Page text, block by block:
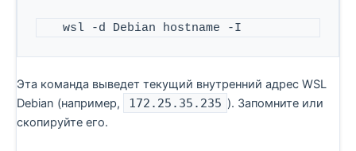
   wsl -d Debian hostname -I
Эта команда выведет текущий внутренний адрес WSL
Debian (например,
172.25.35.235 ). Запомните или
скопируйте его.